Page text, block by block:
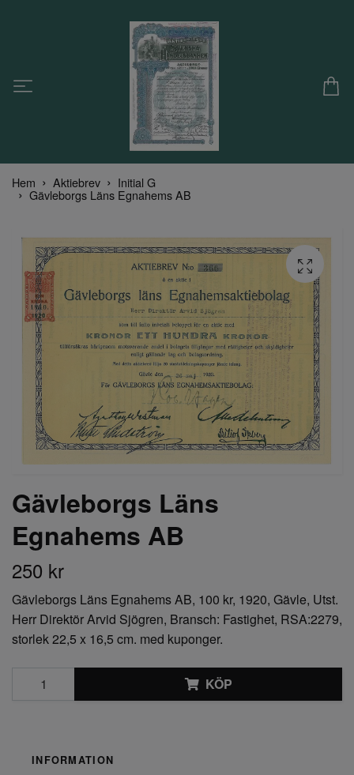
Hem Aktiebrev Initial G
Gävleborgs Läns Egnahems AB
Gävleborgs Läns
Egnahems AB
250 kr
Gävleborgs Läns Egnahems AB, 100 kr, 1920, Gävle, Utst.
Herr Direktör Arvid Sjögren, Bransch: Fastighet, RSA:2279,
storlek 22,5 x 16,5 cm. med kuponger.
KÖP
INFORMATION